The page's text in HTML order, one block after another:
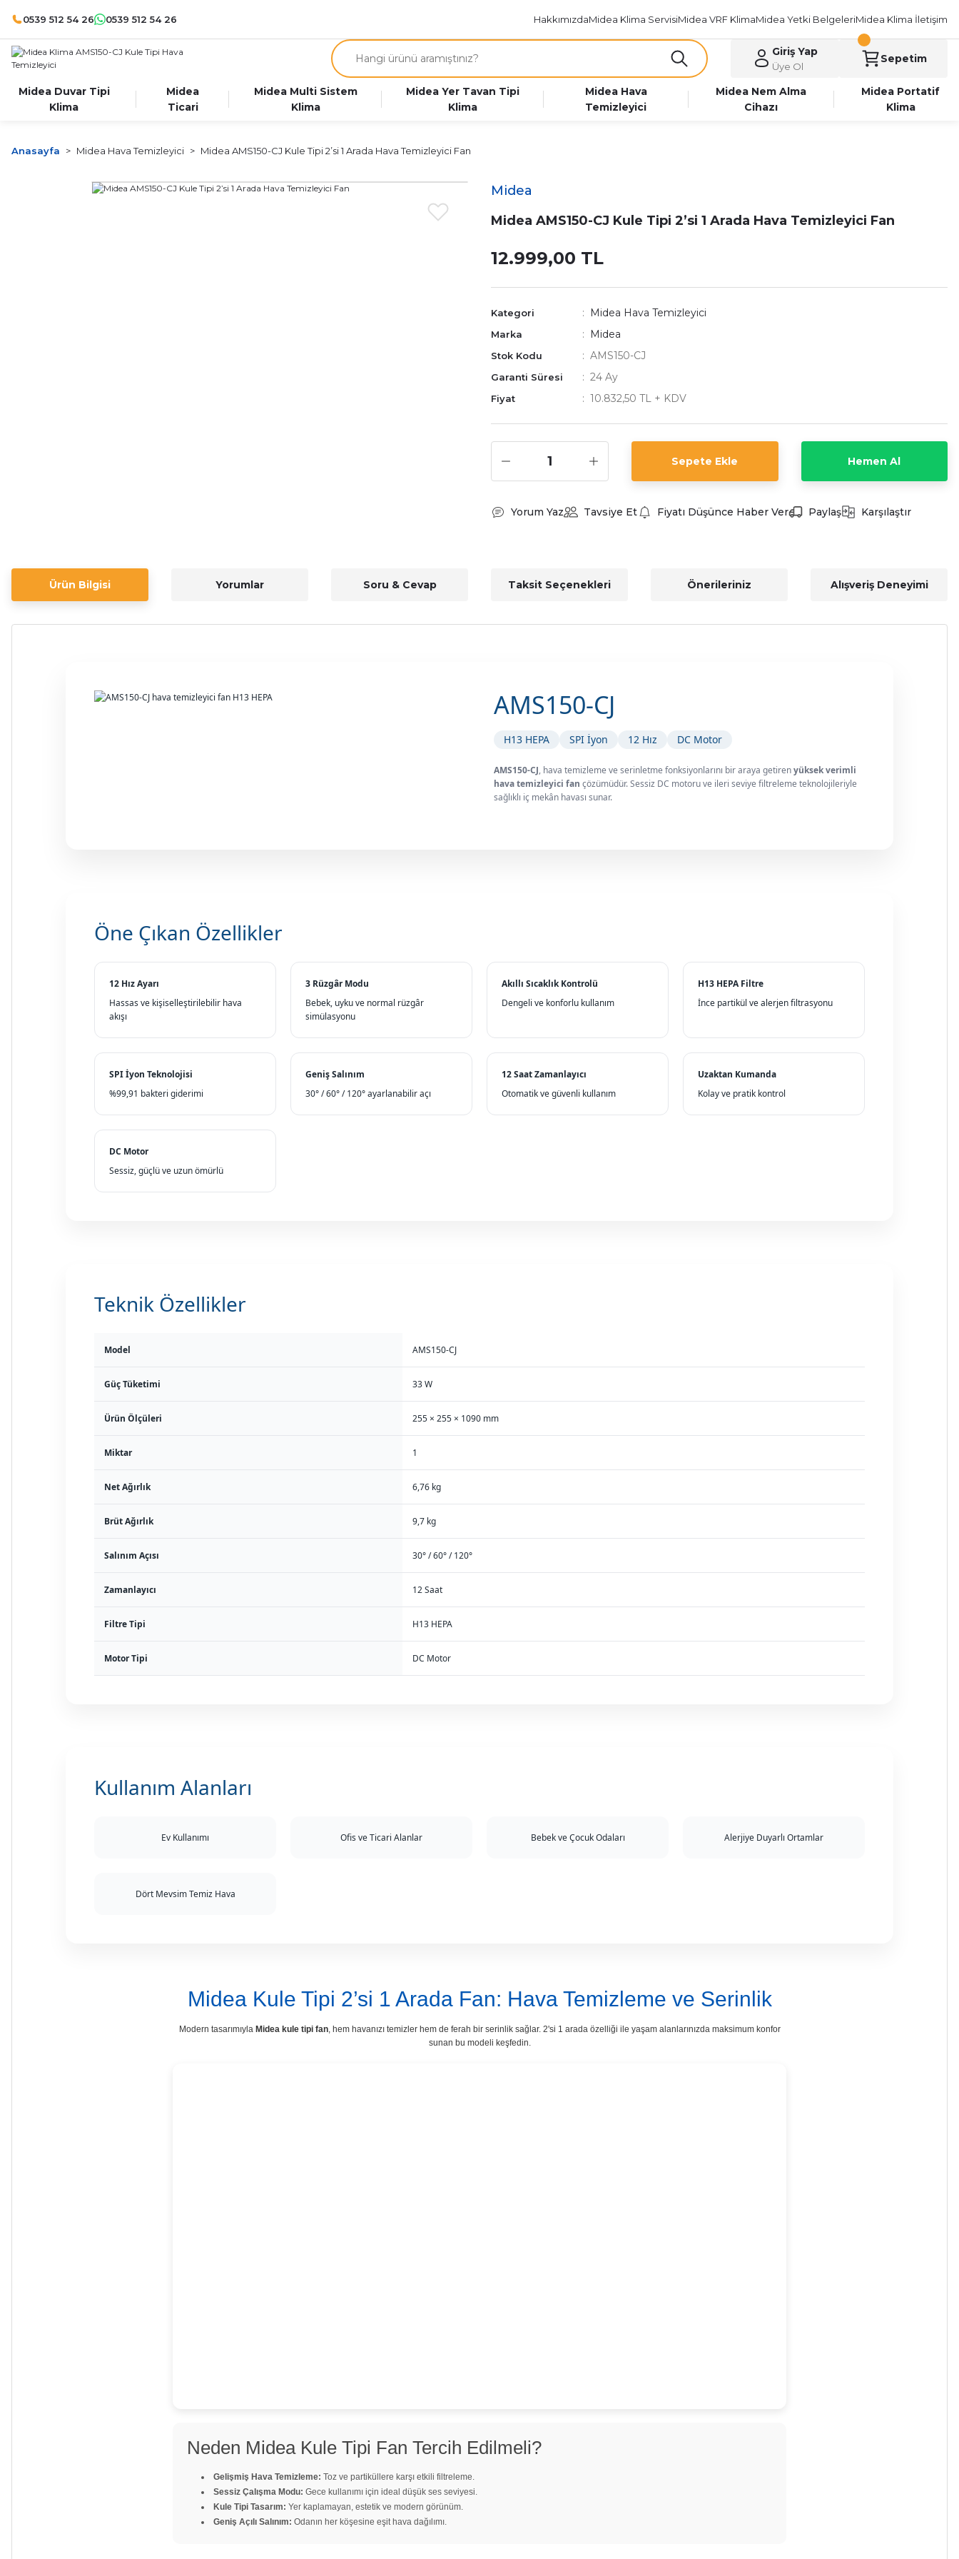
0539 512 54 26 0539 512 54 26 HakkımızdaMidea Klima ServisiMidea VRF KlimaMidea Yetki BelgeleriMidea Klima İletişim
Giriş Yap
Üye Ol
Sepetim
Midea Duvar Tipi
Klima
Midea
Ticari
Midea Multi Sistem
Klima
Midea Yer Tavan Tipi
Klima
Midea Hava
Temizleyici
Midea Nem Alma
Cihazı
Midea Portatif
Klima
Anasayfa Midea Hava Temizleyici Midea AMS150-CJ Kule Tipi 2’si 1 Arada Hava Temizleyici Fan
Midea
Midea AMS150-CJ Kule Tipi 2’si 1 Arada Hava Temizleyici Fan
12.999,00 TL
Kategori Midea Hava Temizleyici
Marka Midea
Stok Kodu AMS150-CJ
Garanti Süresi 24 Ay
Fiyat 10.832,50 TL + KDV
Sepete Ekle Hemen Al
Yorum Yaz Tavsiye Et Fiyatı Düşünce Haber Ver Paylaş Karşılaştır
Ürün Bilgisi Yorumlar Soru & Cevap Taksit Seçenekleri Önerileriniz Alışveriş Deneyimi
AMS150-CJ
H13 HEPA SPI İyon 12 Hız DC Motor
AMS150-CJ, hava temizleme ve serinletme fonksiyonlarını bir araya getirenyüksek verimli
hava temizleyici fan çözümüdür. Sessiz DC motoru ve ileri seviye filtreleme teknolojileriyle
sağlıklı iç mekân havası sunar.
Öne Çıkan Özellikler
12 Hız Ayarı
Hassas ve kişiselleştirilebilir hava
akışı
3 Rüzgâr Modu
Bebek, uyku ve normal rüzgâr
simülasyonu
Akıllı Sıcaklık Kontrolü
Dengeli ve konforlu kullanım
H13 HEPA Filtre
İnce partikül ve alerjen filtrasyonu
SPI İyon Teknolojisi
%99,91 bakteri giderimi
Geniş Salınım
30° / 60° / 120° ayarlanabilir açı
12 Saat Zamanlayıcı
Otomatik ve güvenli kullanım
Uzaktan Kumanda
Kolay ve pratik kontrol
DC Motor
Sessiz, güçlü ve uzun ömürlü
Teknik Özellikler
Model AMS150-CJ
Güç Tüketimi 33 W
Ürün Ölçüleri 255 × 255 × 1090 mm
Miktar 1
Net Ağırlık 6,76 kg
Brüt Ağırlık 9,7 kg
Salınım Açısı 30° / 60° / 120°
Zamanlayıcı 12 Saat
Filtre Tipi H13 HEPA
Motor Tipi DC Motor
Kullanım Alanları
Ev Kullanımı Ofis ve Ticari Alanlar Bebek ve Çocuk Odaları Alerjiye Duyarlı Ortamlar
Dört Mevsim Temiz Hava
Midea Kule Tipi 2’si 1 Arada Fan: Hava Temizleme ve Serinlik
Modern tasarımıyla Midea kule tipi fan, hem havanızı temizler hem de ferah bir serinlik sağlar. 2'si 1 arada özelliği ile yaşam alanlarınızda maksimum konfor
sunan bu modeli keşfedin.
Neden Midea Kule Tipi Fan Tercih Edilmeli?
Gelişmiş Hava Temizleme: Toz ve partiküllere karşı etkili filtreleme.
Sessiz Çalışma Modu: Gece kullanımı için ideal düşük ses seviyesi.
Kule Tipi Tasarım: Yer kaplamayan, estetik ve modern görünüm.
Geniş Açılı Salınım: Odanın her köşesine eşit hava dağılımı.